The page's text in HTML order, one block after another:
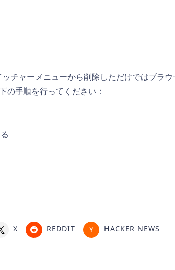
チャーメニューから削除しただけではブラ
の手順を行ってください：
X REDDIT HACKER NEWS